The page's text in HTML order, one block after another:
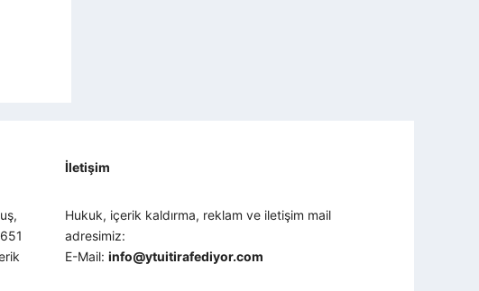
İletişim
Hukuk, içerik kaldırma, reklam ve iletişim mail
adresimiz:
E-Mail:info@ytuitirafediyor.com